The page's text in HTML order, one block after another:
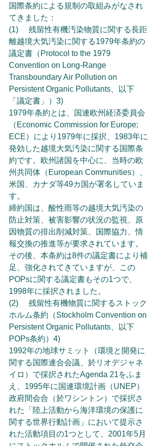
国際条約による規制の取組みがなされ
てきました：
(1)	残留性有機汚染物質に関する長距
離越境大気汚染に関する1979年条約の
議定書（Protocol to the 1979
Convention on Long-Range
Transboundary Air Pollution on
Persistent Organic Pollutants、以下
「議定書」）3)
1979年条約とは、国連欧州経済委員会
（Economic Commission for Europe;
ECE）により1979年に採択、1983年に
発効した越境大気汚染に関する国際条
約です。欧州諸国を中心に、当時の欧
州共同体（European Communities）、
米国、カナダ等49カ国が署名していま
す。
締約国は、酸性雨等の越境大気汚染の
防止対策、被害影響の状況の監視、原
因物質の排出削減対策、国際協力、情
報交換の推進等が要求されています。
その後、本条約は8件の議定書により補
足、強化されてきていますが、この
POPsに関する議定書もその1つで、
1998年に採択されました。
(2)	残留性有機物質に関するストック
ホルム条約（Stockholm Convention on
Persistent Organic Pollutants、以下
POPs条約）4)
1992年の地球サミット（環境と開発に
関する国際連合会議、於リオデジャネ
イロ）で採択されたAgenda 21をふま
え、1995年に国連環境計画（UNEP）
政府間会合（於ワシントン）で採択さ
れた「陸上活動から海洋環境の保護に
関する世界行動計画」において提示さ
れた活動項目の1つとして、2001年5月